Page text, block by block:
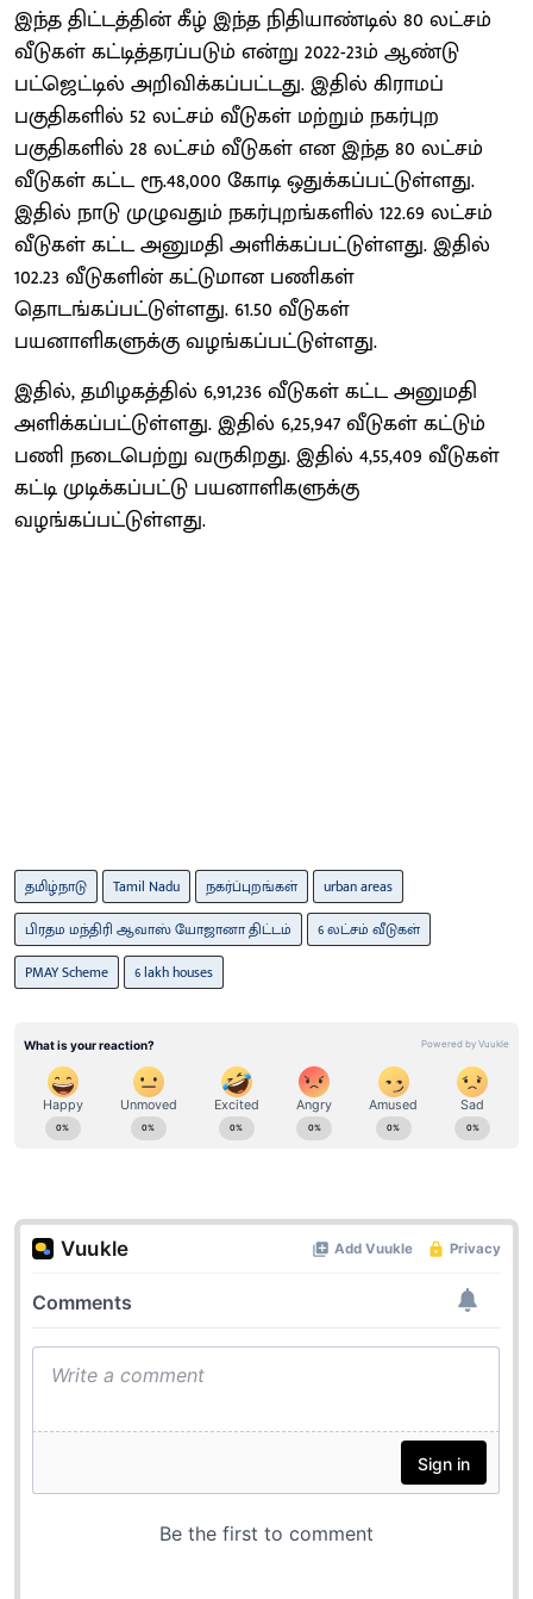
இந்த திட்டத்தின் கீழ் இந்த நிதியாண்டில் 80 லட்சம்
வீடுகள் கட்டித்தரப்படும் என்று 2022-23ம் ஆண்டு
பட்ஜெட்டில் அறிவிக்கப்பட்டது. இதில் கிராமப்
பகுதிகளில் 52 லட்சம் வீடுகள் மற்றும் நகர்புற
பகுதிகளில் 28 லட்சம் வீடுகள் என இந்த 80 லட்சம்
வீடுகள் கட்ட ரூ.48,000 கோடி ஒதுக்கப்பட்டுள்ளது.
இதில் நாடு முழுவதும் நகர்புறங்களில் 122.69 லட்சம்
வீடுகள் கட்ட அனுமதி அளிக்கப்பட்டுள்ளது. இதில்
102.23 வீடுகளின் கட்டுமான பணிகள்
தொடங்கப்பட்டுள்ளது. 61.50 வீடுகள்
பயனாளிகளுக்கு வழங்கப்பட்டுள்ளது.
இதில், தமிழகத்தில் 6,91,236 வீடுகள் கட்ட அனுமதி
அளிக்கப்பட்டுள்ளது. இதில் 6,25,947 வீடுகள் கட்டும்
பணி நடைபெற்று வருகிறது. இதில் 4,55,409 வீடுகள்
கட்டி முடிக்கப்பட்டு பயனாளிகளுக்கு
வழங்கப்பட்டுள்ளது.
தமிழ்நாடு Tamil Nadu நகர்ப்புறங்கள்
urban areas
பிரதம மந்திரி ஆவாஸ் யோஜானா திட்டம்
6 லட்சம் வீடுகள்
PMAY Scheme
6 lakh houses